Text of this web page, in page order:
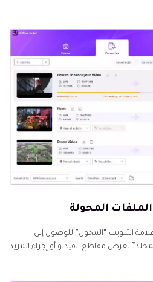
التبويب “المحول” للوصول إلى
لعرض مقاطع الفيديو أو إجراء المزيد